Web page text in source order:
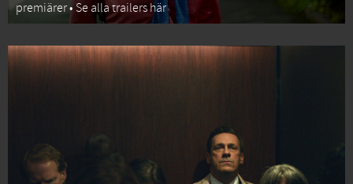
premiärer • Se alla trailers här